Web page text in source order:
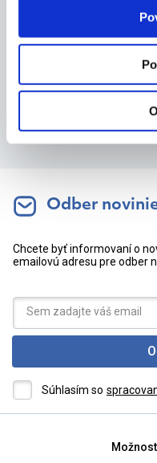
Odber
Chcete byť informovaní o
emailovú adresu pre odber
Súhlasím so